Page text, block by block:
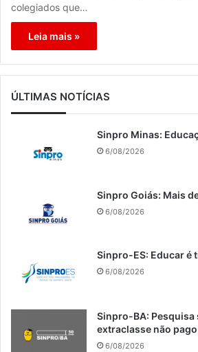
colegiados que…
Leia mais »
ÚLTIMAS NOTÍCIAS
Sinpro Minas:
6/08/2026
Sinpro Goiás: Mais
6/08/2026
Sinpro-ES: Educar é
6/08/2026
Sinpro-BA:
extraclasse não pago
6/08/2026